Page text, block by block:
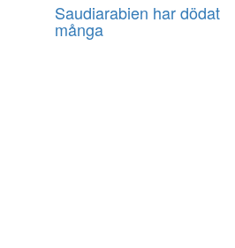
Saudiarabien har dödat
många